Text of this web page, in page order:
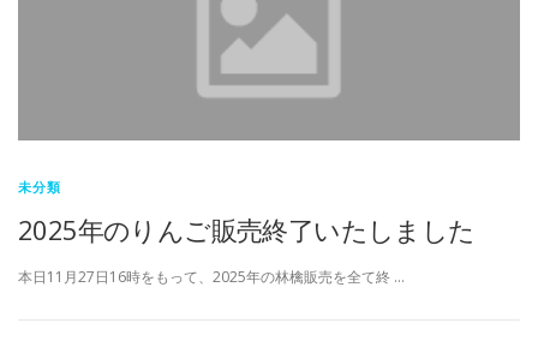
未分類
2025年のりんご販売終了いたしました
本日11月27日16時をもって、2025年の林檎販売を全て終 …